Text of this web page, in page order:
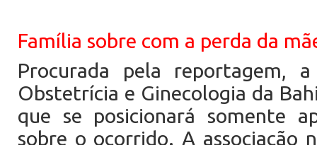
Família sobre com a perda da
Procurada pela reportagem, a
Obstetrícia e Ginecologia da
que se posicionará somente
sobre o ocorrido. A associação